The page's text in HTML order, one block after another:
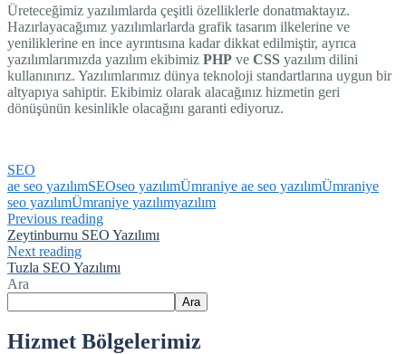
Üreteceğimiz yazılımlarda çeşitli özelliklerle donatmaktayız.
Hazırlayacağımız yazılımlarlarda grafik tasarım ilkelerine ve
yeniliklerine en ince ayrıntısına kadar dikkat edilmiştir, ayrıca
yazılımlarımızda yazılım ekibimiz PHP ve CSS yazılım dilini
kullanınırız. Yazılımlarımız dünya teknoloji standartlarına uygun bir
altyapıya sahiptir. Ekibimiz olarak alacağınız hizmetin geri
dönüşünün kesinlikle olacağını garanti ediyoruz.
SEO
ae seo yazılımSEOseo yazılımÜmraniye ae seo yazılımÜmraniye
seo yazılımÜmraniye yazılımyazılım
Previous reading
Zeytinburnu SEO Yazılımı
Next reading
Tuzla SEO Yazılımı
Ara
Ara
Hizmet Bölgelerimiz